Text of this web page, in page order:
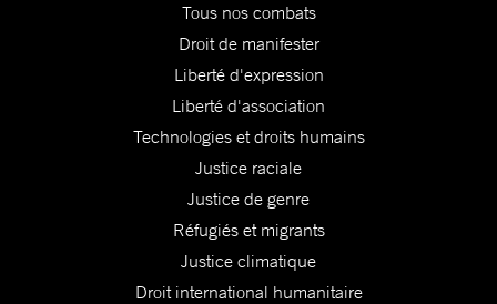
Tous nos combats
Droit de manifester
Liberté d'expression
Liberté d'association
Technologies et droits humains
Justice raciale
Justice de genre
Réfugiés et migrants
Justice climatique
Droit international humanitaire